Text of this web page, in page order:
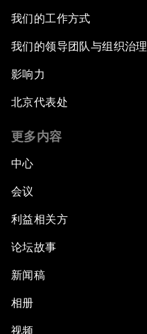
我们的工作方式
我们的领导团队与组织治理
影响力
北京代表处
更多内容
中心
会议
利益相关方
论坛故事
新闻稿
相册
视频